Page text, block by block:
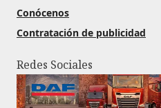
Conócenos
Contratación de publicidad
Redes Sociales